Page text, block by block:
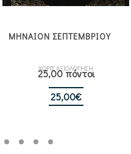
ΜΗΝΑΙΟΝ ΣΕΠΤΕΜΒΡΙΟΥ
ΧΩΡΙΣ ΑΞΙΟΛΟΓΗΣΗ
25,00 πόντοι
25,00€